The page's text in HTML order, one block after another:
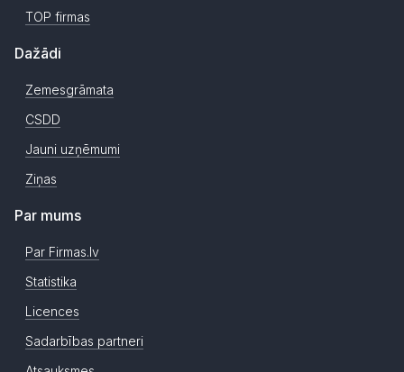
TOP firmas
Dažādi
Zemesgrāmata
CSDD
Jauni uzņēmumi
Ziņas
Par mums
Par Firmas.lv
Statistika
Licences
Sadarbības partneri